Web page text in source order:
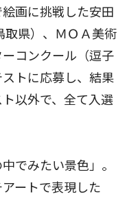
画に挑戦した安田
取県）、ＭＯＡ美術
コンクール（逗子
トに応募し、結果
以外で、全て入選
でみたい景色」。
ートで表現した